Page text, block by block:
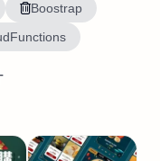
Boostrap